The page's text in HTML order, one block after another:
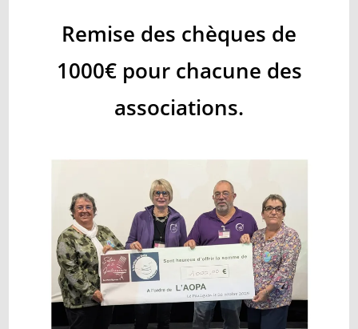
Remise des chèques de
1000€ pour chacune des
associations.